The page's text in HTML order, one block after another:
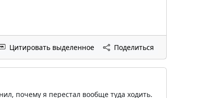
Цитировать выделенное Поделиться
почему я перестал вообще туда ходить.